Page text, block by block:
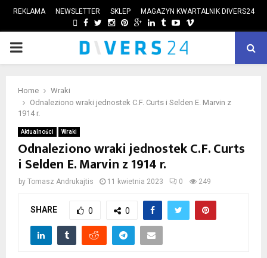
REKLAMA NEWSLETTER SKLEP MAGAZYN KWARTALNIK DIVERS24
FACEBOOK
TWITTER
INSTAGRAM
PINTEREST
GOOGLE
LINKEDIN
TUMBLRYOUTUBE
VIMEO
PRIMARY
Home
Wraki
Odnaleziono wraki jednostek C.F. Curts i Selden E. Marvin z
1914 r.
Aktualności Wraki
Odnaleziono wraki jednostek C.F. Curts
i Selden E. Marvin z 1914 r.
by Tomasz Andrukajtis 11 kwietnia 2023 0 249
SHARE 0 0